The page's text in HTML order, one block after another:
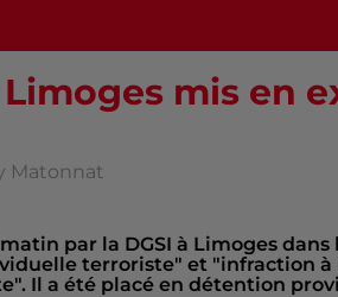
mis en
Matonnat
par la DGSI à Limoges
terroriste" et "infraction à
Il a été placé en détention